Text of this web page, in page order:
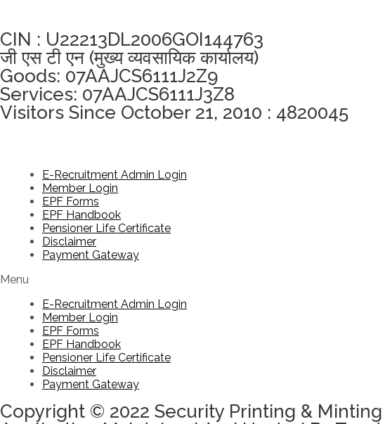
CIN : U22213DL2006GOI144763
जी एस टी एन (मुख्य व्यवसायिक कार्यालय)
Goods: 07AAJCS6111J2Z9
Services: 07AAJCS6111J3Z8
Visitors Since October 21, 2010 : 4820045
E-Recruitment Admin Login
Member Login
EPF Forms
EPF Handbook
Pensioner Life Certificate
Disclaimer
Payment Gateway
Menu
E-Recruitment Admin Login
Member Login
EPF Forms
EPF Handbook
Pensioner Life Certificate
Disclaimer
Payment Gateway
Copyright © 2022 Security Printing &